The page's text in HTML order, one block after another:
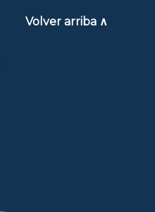
Volver arriba ∧